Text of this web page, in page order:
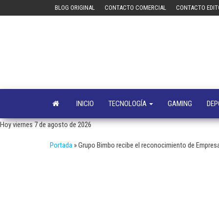
BLOG ORIGINAL CONTACTO COMERCIAL CONTACTO
INICIO TECNOLOGÍA GAMING
Hoy viernes 7 de agosto de 2026
Portada »Grupo Bimbo recibe el reconocimiento de